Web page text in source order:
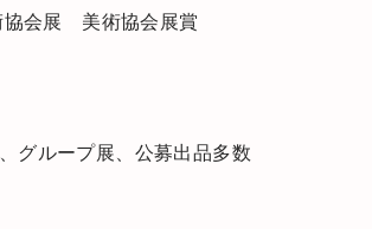
会展 美術協会展賞
グループ展、公募出品多数